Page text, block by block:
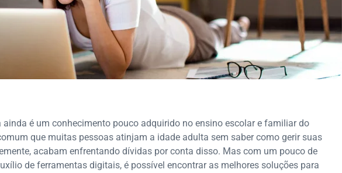
ainda é um conhecimento pouco adquirido no ensino escolar e familiar do
que muitas pessoas atinjam a idade adulta sem saber como gerir suas
acabam enfrentando dívidas por conta disso. Mas com um pouco de
de ferramentas digitais, é possível encontrar as melhores soluções para